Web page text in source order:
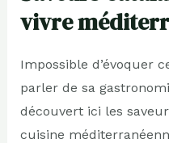
vivre
Impossible d’évoquer
parler de sa
découvert ici les
cuisine